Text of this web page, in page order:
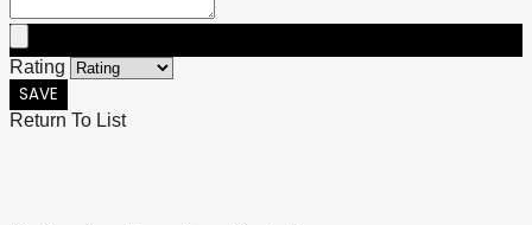
Rating
SAVE
Return To List